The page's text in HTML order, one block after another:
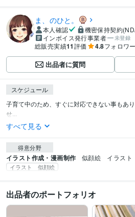
ま、のひと。
本人確認
機密保持契約
インボイス発行事業者
未登録
総販売実績11評価 4.8フォロワー
出品者に質問
スケジュール
子育て中のため、すぐに対応できない事もあ
せ...
すべて見る
得意分野
イラスト作成・漫画制作 似顔絵　イラスト
イラスト 似顔絵
出品者のポートフォリオ